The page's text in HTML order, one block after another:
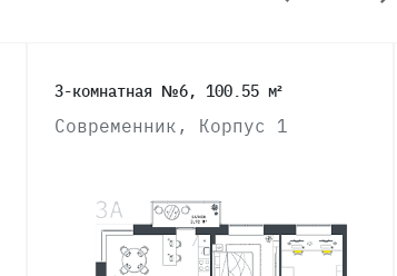
3-комнатная №6, 100.55 м²
Современник, Корпус 1